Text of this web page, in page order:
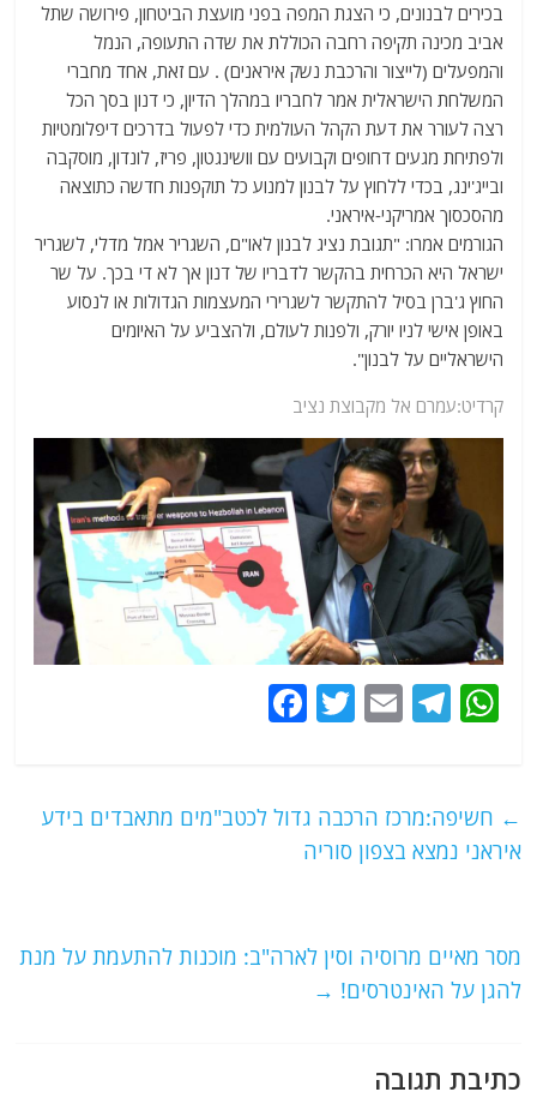
בכירים לבנונים, כי הצגת המפה בפני מועצת הביטחון, פירושה שתל
אביב מכינה תקיפה רחבה הכוללת את שדה התעופה, הנמל
והמפעלים (לייצור והרכבת נשק איראנים) . עם זאת, אחד מחברי
המשלחת הישראלית אמר לחבריו במהלך הדיון, כי דנון בסך הכל
רצה לעורר את דעת הקהל העולמית כדי לפעול בדרכים דיפלומטיות
ולפתיחת מגעים דחופים וקבועים עם וושינגטון, פריז, לונדון, מוסקבה
ובייג'ינג, בכדי ללחוץ על לבנון למנוע כל תוקפנות חדשה כתוצאה
מהסכסוך אמריקני-איראני.
הגורמים אמרו: "תגובת נציג לבנון לאו"ם, השגריר אמל מדלי, לשגריר
ישראל היא הכרחית בהקשר לדבריו של דנון אך לא די בכך. על שר
החוץ ג'ברן בסיל להתקשר לשגרירי המעצמות הגדולות או לנסוע
באופן אישי לניו יורק, ולפנות לעולם, ולהצביע על האיומים
הישראליים על לבנון".
קרדיט:עמרם אל מקבוצת נציב
W
s
A
T
g
ra
E
l
T
er
e
k
← חשיפה:מרכז הרכבה גדול לכטב"מים מתאבדים בידע
איראני נמצא בצפון סוריה
מסר מאיים מרוסיה וסין לארה"ב: מוכנות להתעמת על מנת
להגן על האינטרסים! →
כתיבת תגובה